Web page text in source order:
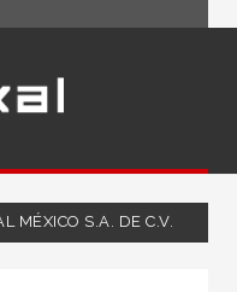
MÉXICO S.A. DE C.V.